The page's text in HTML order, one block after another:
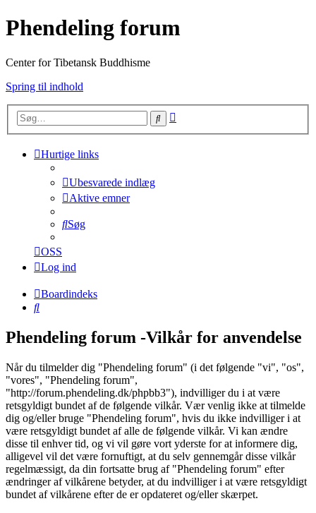
Phendeling forum
Center for Tibetansk Buddhisme
Spring til indhold
Søg
Hurtige links
Ubesvarede indlæg
Aktive emner
Søg
OSS
Log ind
Boardindeks
Søg
Phendeling forum -Vilkår for anvendelse
Når du tilmelder dig "Phendeling forum" (i det følgende "vi", "os",
"vores", "Phendeling forum",
"http://forum.phendeling.dk/phpbb3"), indvilliger du i at være
retsgyldigt bundet af de følgende vilkår. Vær venlig ikke at tilmelde
dig og/eller bruge "Phendeling forum", hvis du ikke indvilliger i at
være retsgyldigt bundet af alle de følgende vilkår. Vi kan ændre
disse til enhver tid, og vi vil gøre vort yderste for at informere dig,
alligevel vil det være fornuftigt, at du selv gennemgår disse vilkår
regelmæssigt, da din fortsatte brug af "Phendeling forum" efter
ændringer af vilkårene betyder, at du indvilliger i at være retsgyldigt
bundet af vilkårene efter de er opdateret og/eller skærpet.